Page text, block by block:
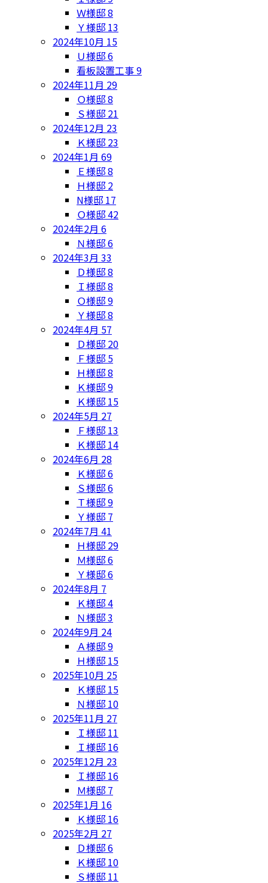
Ｗ様邸8
Ｙ様邸 13
2024年10月 15
Ｕ様邸6
看板設置工事9
2024年11月 29
Ｏ様邸8
Ｓ様邸 21
2024年12月 23
Ｋ様邸 23
2024年1月 69
Ｅ様邸8
Ｈ様邸 2
N様邸 17
Ｏ様邸42
2024年2月 6
Ｎ様邸6
2024年3月 33
Ｄ様邸8
Ｉ様邸8
Ｏ様邸9
Ｙ様邸8
2024年4月 57
Ｄ様邸 20
Ｆ様邸 5
Ｈ様邸8
Ｋ様邸9
Ｋ様邸 15
2024年5月 27
Ｆ様邸 13
Ｋ様邸 14
2024年6月 28
Ｋ様邸6
Ｓ様邸6
Ｔ様邸9
Ｙ様邸 7
2024年7月 41
Ｈ様邸 29
Ｍ様邸6
Ｙ様邸6
2024年8月 7
Ｋ様邸4
Ｎ様邸3
2024年9月 24
Ａ様邸9
Ｈ様邸 15
2025年10月 25
Ｋ様邸 15
Ｎ様邸 10
2025年11月 27
Ｉ様邸 11
Ｉ様邸 16
2025年12月 23
Ｉ様邸 16
Ｍ様邸 7
2025年1月 16
Ｋ様邸 16
2025年2月 27
Ｄ様邸6
Ｋ様邸 10
Ｓ様邸 11